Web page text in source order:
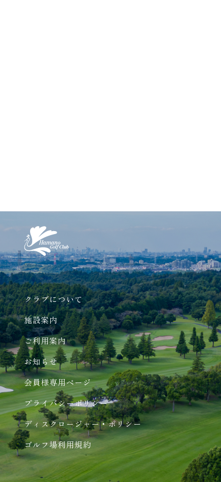
クラブについて
施設案内
ご利用案内
お知らせ
会員様専用ページ
プライバシーポリシー
ディスクロージャー・ポリシー
ゴルフ場利用規約